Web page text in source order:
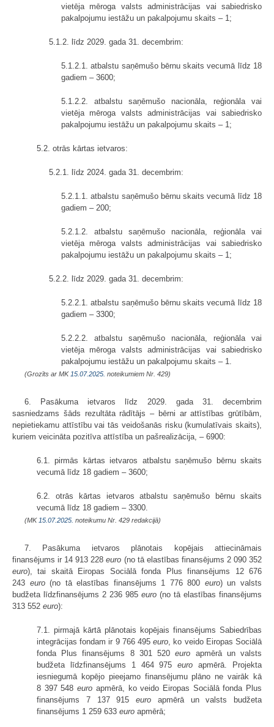
vietēja mēroga valsts administrācijas vai sabiedrisko
pakalpojumu iestāžu un pakalpojumu skaits – 1;
5.1.2. līdz 2029. gada 31. decembrim:
5.1.2.1. atbalstu saņēmušo bērnu skaits vecumā līdz 18
gadiem – 3600;
5.1.2.2. atbalstu saņēmušo nacionāla, reģionāla vai
vietēja mēroga valsts administrācijas vai sabiedrisko
pakalpojumu iestāžu un pakalpojumu skaits – 1;
5.2. otrās kārtas ietvaros:
5.2.1. līdz 2024. gada 31. decembrim:
5.2.1.1. atbalstu saņēmušo bērnu skaits vecumā līdz 18
gadiem – 200;
5.2.1.2. atbalstu saņēmušo nacionāla, reģionāla vai
vietēja mēroga valsts administrācijas vai sabiedrisko
pakalpojumu iestāžu un pakalpojumu skaits – 1;
5.2.2. līdz 2029. gada 31. decembrim:
5.2.2.1. atbalstu saņēmušo bērnu skaits vecumā līdz 18
gadiem – 3300;
5.2.2.2. atbalstu saņēmušo nacionāla, reģionāla vai
vietēja mēroga valsts administrācijas vai sabiedrisko
pakalpojumu iestāžu un pakalpojumu skaits – 1.
(Grozīts ar MK 15.07.2025. noteikumiem Nr. 429)
6. Pasākuma ietvaros līdz 2029. gada 31. decembrim
sasniedzams šāds rezultāta rādītājs – bērni ar attīstības grūtībām,
nepietiekamu attīstību vai tās veidošanās risku (kumulatīvais skaits),
kuriem veicināta pozitīva attīstība un pašrealizācija, – 6900:
6.1. pirmās kārtas ietvaros atbalstu saņēmušo bērnu skaits
vecumā līdz 18 gadiem – 3600;
6.2. otrās kārtas ietvaros atbalstu saņēmušo bērnu skaits
vecumā līdz 18 gadiem – 3300.
(MK 15.07.2025. noteikumu Nr. 429 redakcijā)
7. Pasākuma ietvaros plānotais kopējais attiecināmais
finansējums ir 14 913 228euro (no tā elastības finansējums 2 090 352
euro), tai skaitā Eiropas Sociālā fonda Plus finansējums 12 676
243 euro(no tā elastības finansējums 1 776 800 euro) un valsts
budžeta līdzfinansējums 2 236 985 euro (no tā elastības finansējums
313 552 euro):
7.1. pirmajā kārtā plānotais kopējais finansējums Sabiedrības
integrācijas fondam ir 9 766 495euro , ko veido Eiropas Sociālā
fonda Plus finansējums 8 301 520euro apmērā un valsts
budžeta līdzfinansējums 1 464 975euroapmērā. Projekta
iesniegumā kopējo pieejamo finansējumu plāno ne vairāk kā
8 397 548euro apmērā, ko veido Eiropas Sociālā fonda Plus
finansējums 7 137 915 euro apmērā un valsts budžeta
finansējums 1 259 633 euro apmērā;